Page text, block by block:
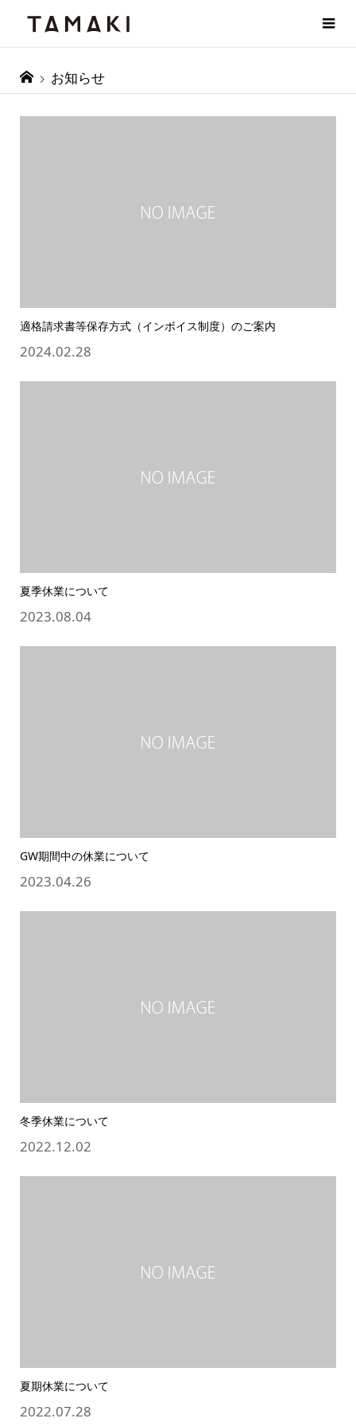
お知らせ
適格請求書等保存方式（インボイス制度）のご案内
2024.02.28
夏季休業について
2023.08.04
GW期間中の休業について
2023.04.26
冬季休業について
2022.12.02
夏期休業について
2022.07.28